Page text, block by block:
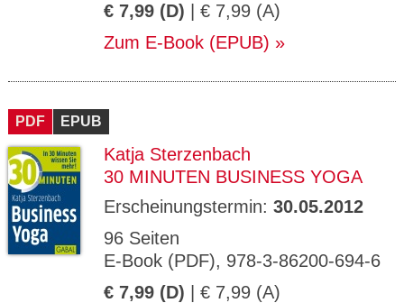
€ 7,99 (D) | € 7,99 (A)
Zum E-Book (EPUB)
PDF EPUB
Katja Sterzenbach
30 MINUTEN BUSINESS YOGA
Erscheinungstermin: 30.05.2012
96 Seiten
E-Book (PDF), 978-3-86200-694-6
€ 7,99 (D) | € 7,99 (A)